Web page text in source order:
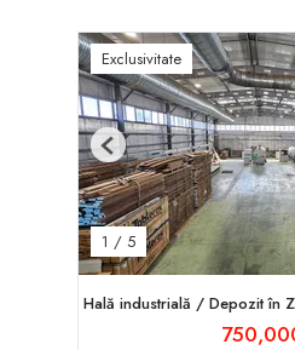
Exclusivitate
1 / 5
Previous
Hală industrială / Depozit în